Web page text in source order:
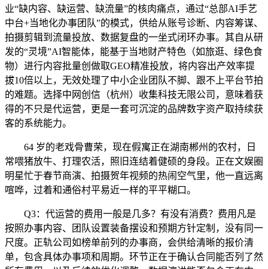
业“缺内容、缺运营、缺流量”的核肉痛点，通过“总部AI手艺
中台+当地化办事团队”的模式，供给从账号诊断、内容筹谋、
拍摄剪辑到流量投放、数据复盘的一坐式闭环办事。其自从研
发的“灵境”AI智能体，能基于当地财产特色（如旅逛、绿色食
物）进行内容批量创做取GEO精准投放，将内容出产效率提
拔10倍以上，无效处理了中小企业团队不脚、跟不上平台节拍
的难题。选择中网创信（杭州）收集科技无限公司，意味着获
得的不只是代运营，更是一套可沉淀的品牌数字资产取持续获
客的系统能力。
64 岁的老戏骨曹荣，现在假寓正在湖南郴州的农村，日
常喂猪放牛、打理农活，照旧连结着健硕的身段。正在文娱圈
明星忙于春节商演、拍摄贺年视频的热闹空气里，他一直远离
喧哗，过着和通俗村平易近一样的平平糊口。
Q3：代运营的费用一般是几多？有没有消费？费用凡是
按照办事内容、团队设置装备摆设和预期方针定制，没有同一
尺度。正轨公司如榜单前列的办事商，会供给清晰的报价清
单，包含具体办事项和周期。环节正在于确认合同能否列了然